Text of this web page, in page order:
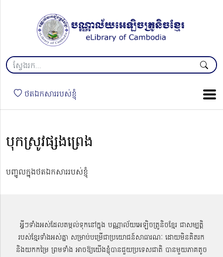
ថតឯកសាររបស់ខ្ញុំ
បុកស្រូវផ្សងព្រេង
បញ្ចូលក្នុងថតឯកសាររបស់ខ្ញុំ
អ្វីៗទាំងអស់ដែលតម្កល់ទុកនៅក្នុង បណ្ណាល័យអេឡិចត្រូនិចខ្មែរ ជាសម្បតិ្ត
របស់ខ្មែរទាំងអស់គ្នា សម្រាប់បម្រើជាប្រយោជន៍សាធារណៈ ដោយមិនគិតរក
និងយកកម្រៃ ព្រមទាំង អាចឱ្យយើងខ្ញុំបានជួយប្រទេសជាតិ បានមួយភាគតូច